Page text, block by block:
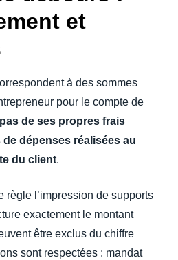
et
à des sommes
pour le compte de
pas de ses propres frais
dépenses réalisées au
du client.
règle l’impression de supports
exactement le montant
être exclus du chiffre
sont respectées : mandat